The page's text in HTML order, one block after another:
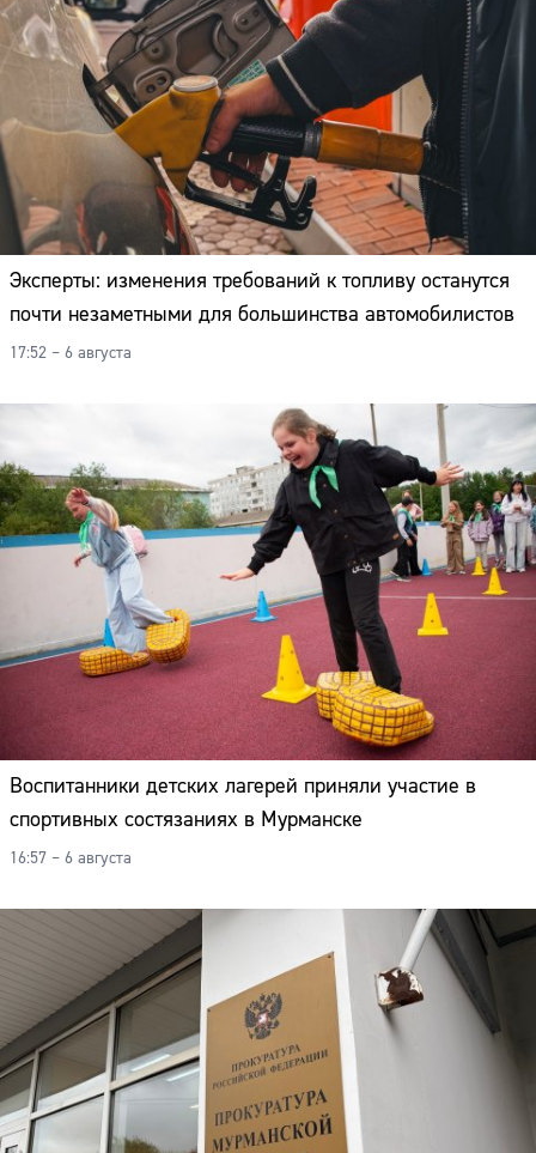
Эксперты: изменения требований к топливу останутся
почти незаметными для большинства автомобилистов
17:52 – 6 августа
Воспитанники детских лагерей приняли участие в
спортивных состязаниях в Мурманске
16:57 – 6 августа